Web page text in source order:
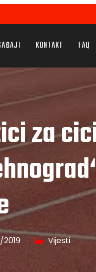
KONTAKT FAQ
za
Vijesti